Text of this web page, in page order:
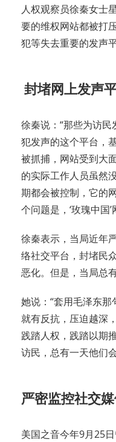
人权观察员徐秦女士
要的维权网站都被打
犯等失去重要的发声平
封堵网上发声
徐秦说：“那些为访
犯发声的这个平台，
被抓捕，网站受到大
的实际工作人员虽然
期都会被控制，它的
个问题是，‘玫瑰中国
徐秦表示，当局近年
络社交平台，封堵民
恶化。但是，当局总
她说：“套用毛泽东
就有反抗，压迫越深
践踏人权，践踏以期
访民，总有一天他们
严密监控社交
美国之音今年9月25